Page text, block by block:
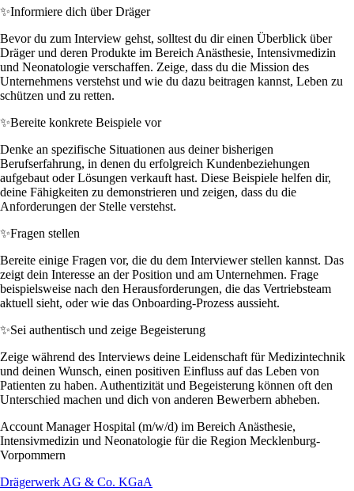
✨Informiere dich über Dräger
Bevor du zum Interview gehst, solltest du dir einen Überblick über
Dräger und deren Produkte im Bereich Anästhesie, Intensivmedizin
und Neonatologie verschaffen. Zeige, dass du die Mission des
Unternehmens verstehst und wie du dazu beitragen kannst, Leben zu
schützen und zu retten.
✨Bereite konkrete Beispiele vor
Denke an spezifische Situationen aus deiner bisherigen
Berufserfahrung, in denen du erfolgreich Kundenbeziehungen
aufgebaut oder Lösungen verkauft hast. Diese Beispiele helfen dir,
deine Fähigkeiten zu demonstrieren und zeigen, dass du die
Anforderungen der Stelle verstehst.
✨Fragen stellen
Bereite einige Fragen vor, die du dem Interviewer stellen kannst. Das
zeigt dein Interesse an der Position und am Unternehmen. Frage
beispielsweise nach den Herausforderungen, die das Vertriebsteam
aktuell sieht, oder wie das Onboarding-Prozess aussieht.
✨Sei authentisch und zeige Begeisterung
Zeige während des Interviews deine Leidenschaft für Medizintechnik
und deinen Wunsch, einen positiven Einfluss auf das Leben von
Patienten zu haben. Authentizität und Begeisterung können oft den
Unterschied machen und dich von anderen Bewerbern abheben.
Account Manager Hospital (m/w/d) im Bereich Anästhesie,
Intensivmedizin und Neonatologie für die Region Mecklenburg-
Vorpommern
Drägerwerk AG & Co. KGaA